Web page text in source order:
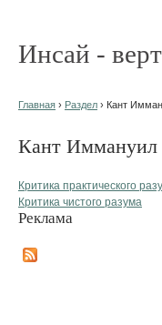
Инсай -
Главная › Раздел › Кант
Кант Иммануил
Критика практического
Критика чистого разума
Реклама